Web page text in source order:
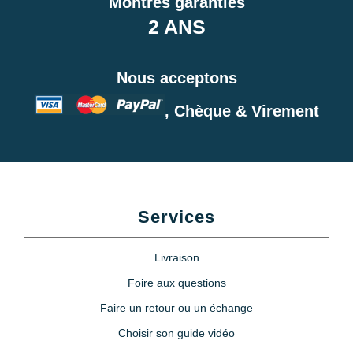
2 ANS
Nous acceptons
, Chèque & Virement
Services
Livraison
Foire aux questions
Faire un retour ou un échange
Choisir son guide vidéo